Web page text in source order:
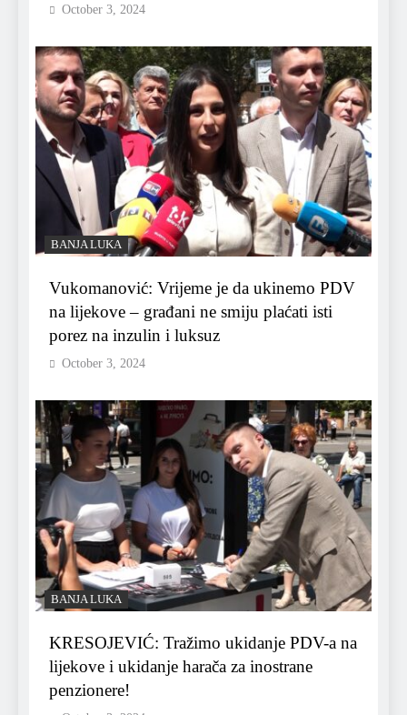
October 3, 2024
BANJA LUKA
Vukomanović: Vrijeme je da ukinemo PDV
na lijekove – građani ne smiju plaćati isti
porez na inzulin i luksuz
October 3, 2024
BANJA LUKA
KRESOJEVIĆ: Tražimo ukidanje PDV-a na
lijekove i ukidanje harača za inostrane
penzionere!